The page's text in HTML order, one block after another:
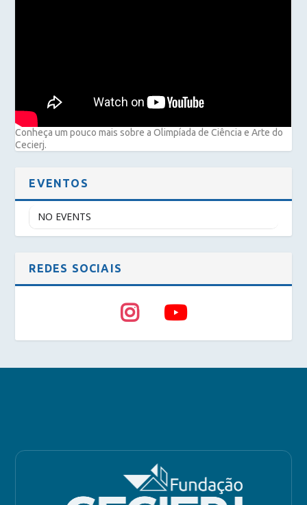
Conheça um pouco mais sobre a Olimpíada de Ciência e Arte do
Cecierj.
EVENTOS
NO EVENTS
REDES SOCIAIS